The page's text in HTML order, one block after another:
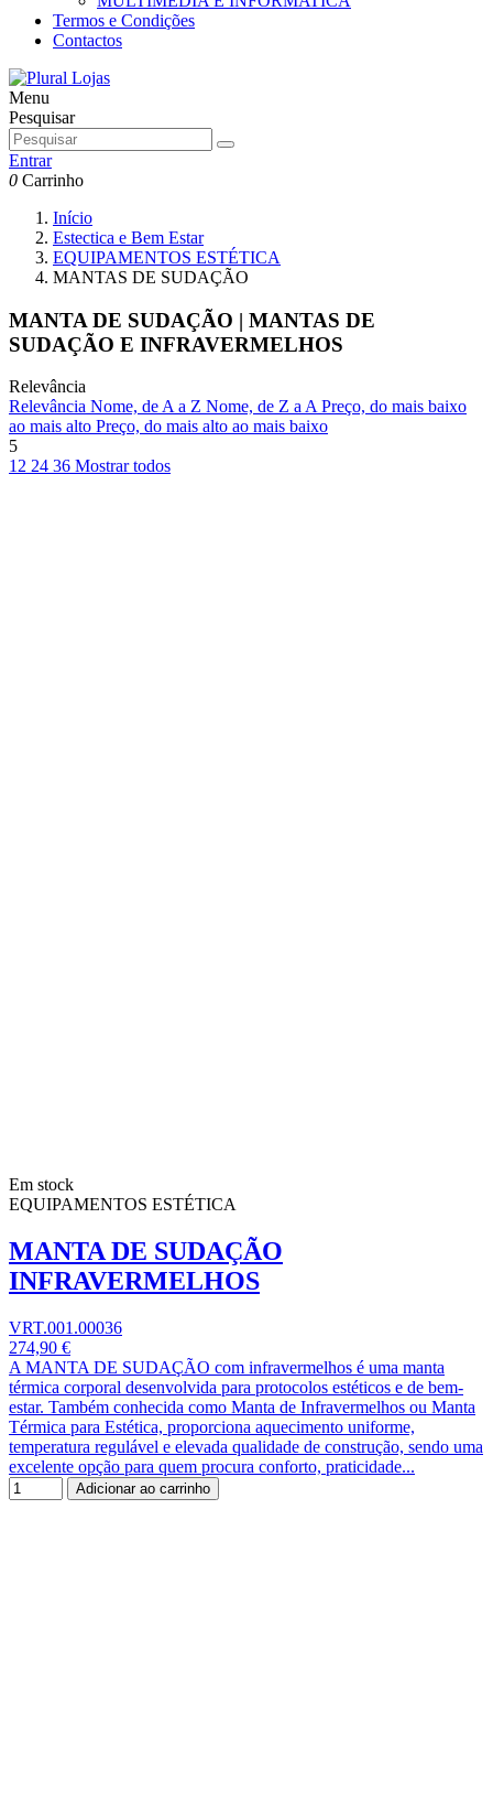
Termos e Condições
Contactos
Menu
Pesquisar
Entrar
0 Carrinho
Início
Estectica e Bem Estar
EQUIPAMENTOS ESTÉTICA
MANTAS DE SUDAÇÃO
MANTA DE SUDAÇÃO | MANTAS DE
SUDAÇÃO E INFRAVERMELHOS
Relevância
Relevância Nome, de A a Z Nome, de Z a APreço, do mais baixo
ao mais alto Preço, do mais alto ao mais baixo
5
12 24 36 Mostrar todos
Em stock
EQUIPAMENTOS ESTÉTICA
MANTA DE SUDAÇÃO
INFRAVERMELHOS
VRT.001.00036
274,90 €
A MANTA DE SUDAÇÃO com infravermelhos é uma manta
térmica corporal desenvolvida para protocolos estéticos e de bem-
estar. Também conhecida como Manta de Infravermelhos ou Manta
Térmica para Estética, proporciona aquecimento uniforme,
temperatura regulável e elevada qualidade de construção, sendo uma
excelente opção para quem procura conforto, praticidade...
Adicionar ao carrinho